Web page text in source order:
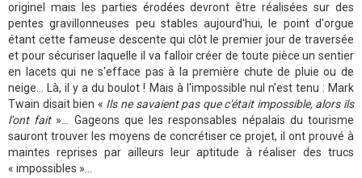
originel mais les parties érodées devront être réalisées sur des
pentes gravillonneuses peu stables aujourd'hui, le point d'orgue
étant cette fameuse descente qui clôt le premier jour de traversée
et pour sécuriser laquelle il va falloir créer de toute pièce un sentier
en lacets qui ne s'efface pas à la première chute de pluie ou de
neige... Là, il y a du boulot ! Mais à l'impossible nul n'est tenu : Mark
Twain disait bien « Ils ne savaient pas que c'était impossible, alors ils
l'ont fait»... Gageons que les responsables népalais du tourisme
sauront trouver les moyens de concrétiser ce projet, il ont prouvé à
maintes reprises par ailleurs leur aptitude à réaliser des trucs
« impossibles »...